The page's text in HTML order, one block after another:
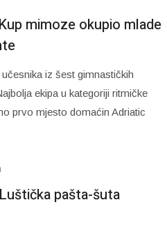
mimoze okupio mlade
iz šest gimnastičkih
ekipa u kategoriji ritmičke
prvo mjesto domaćin Adriatic
pašta-šuta